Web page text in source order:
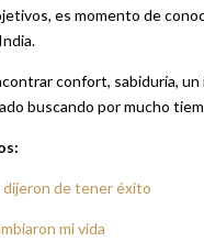
es momento de
confort, sabiduría, un
buscando por mucho
de tener éxito
mi vida